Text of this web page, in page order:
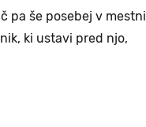
pa še posebej v mestni
ki ustavi pred njo,